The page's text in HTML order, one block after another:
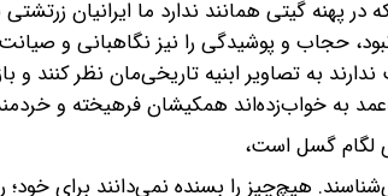
در پهنه گیتی همانند ندارد ما ایرانیان
حجاب و پوشیدگی را نیز نگاهبانی و
ندارند به تصاویر ابنیه تاریخی‌مان نظر
به خواب‌زده‌اند همکیشان فرهیخته و
لگام گسل است،
هیچ‌چیز را بسنده نمی‌دانند برای